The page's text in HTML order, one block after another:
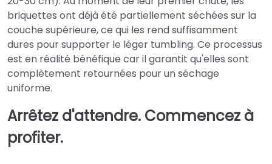
briquettes ont déjà été partiellement séchées sur la
couche supérieure, ce qui les rend suffisamment
dures pour supporter le léger tumbling. Ce processus
est en réalité bénéfique car il garantit qu'elles sont
complètement retournées pour un séchage
uniforme.
Arrêtez d'attendre. Commencez à
profiter.